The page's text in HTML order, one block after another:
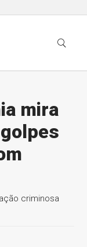
mira
criminosa